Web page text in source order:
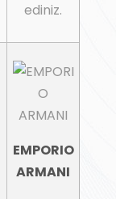
ediniz.
EMPORIO
ARMANI